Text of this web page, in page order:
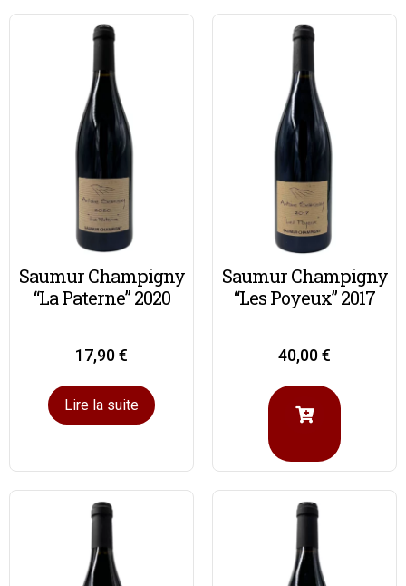
Saumur Champigny
“La Paterne” 2020
17,90€
Lire la suite
Saumur Champigny
“Les Poyeux” 2017
40,00€